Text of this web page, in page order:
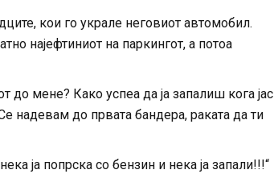
кои го украле неговиот автомобил.
најефтиниот на паркингот, а потоа
мене? Како успеа да ја запалиш кога јас
надевам до првата бандера, раката да ти
ја попрска со бензин и нека ја запали!!!“